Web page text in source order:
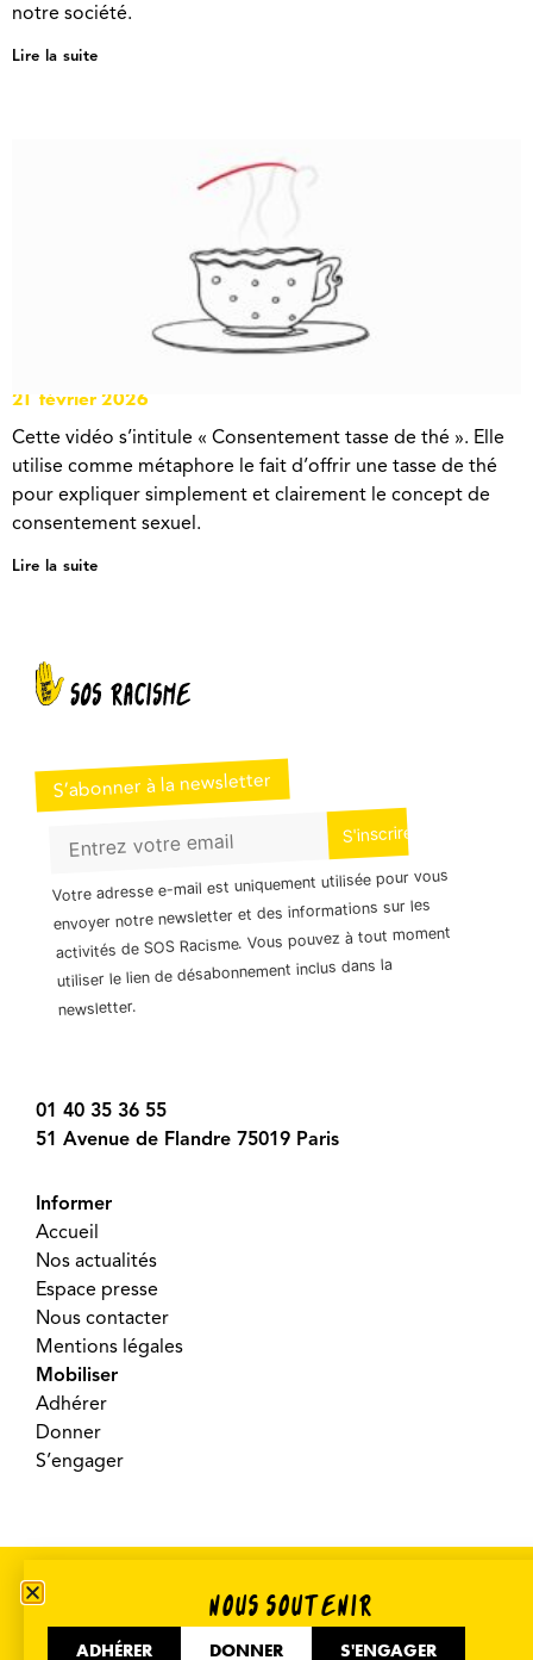
notre société.
Lire la suite
21 février 2026
Cette vidéo s’intitule « Consentement tasse de thé ». Elle
utilise comme métaphore le fait d’offrir une tasse de thé
pour expliquer simplement et clairement le concept de
consentement sexuel.
Lire la suite
S’abonner à la newsletter
Votre adresse e-mail est uniquement utilisée pour vous
envoyer notre newsletter et des informations sur les
activités de SOS Racisme. Vous pouvez à tout moment
utiliser le lien de désabonnement inclus dans la
newsletter.
01 40 35 36 55
51 Avenue de Flandre 75019 Paris
Informer
Accueil
Nos actualités
Espace presse
Nous contacter
Mentions légales
Mobiliser
Adhérer
Donner
S’engager
NOUS SOUTENIR
ADHÉRER DONNER S'ENGAGER